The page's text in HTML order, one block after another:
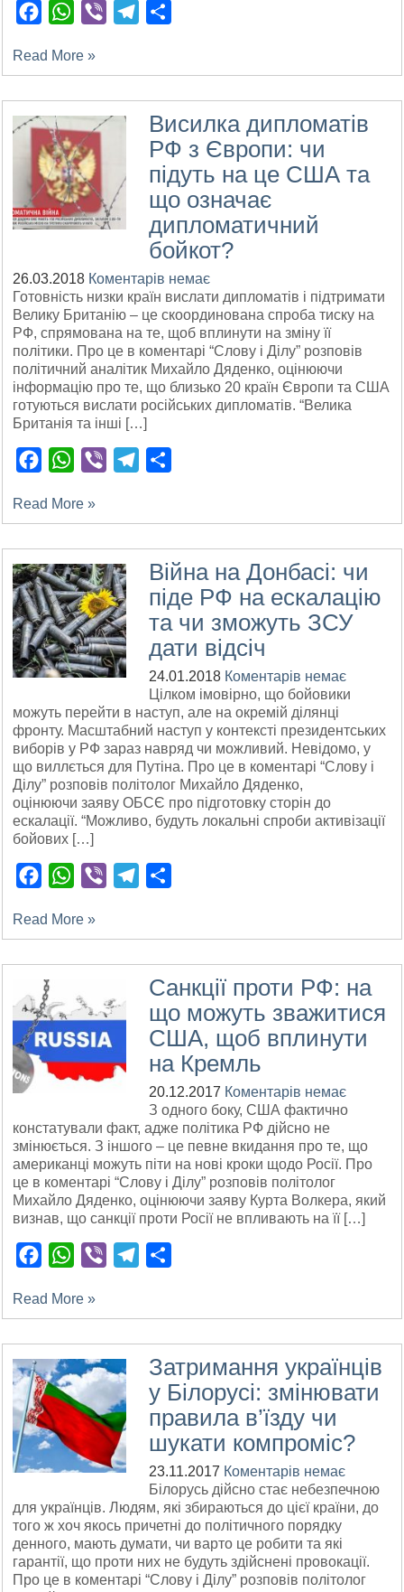
FacebookWhatsApp
Viber Telegram
Read More »
Висилка дипломатів
РФ з Європи: чи
підуть на це США та
що означає
дипломатичний
бойкот?
26.03.2018 Коментарів немає
Готовність низки країн вислати дипломатів і підтримати
Велику Британію – це скоординована спроба тиску на
РФ, спрямована на те, щоб вплинути на зміну її
політики. Про це в коментарі “Слову і Ділу” розповів
політичний аналітик Михайло Дяденко, оцінюючи
інформацію про те, що близько 20 країн Європи та США
готуються вислати російських дипломатів. “Велика
Британія та інші […]
FacebookWhatsApp
Viber Telegram
Read More »
Війна на Донбасі: чи
піде РФ на ескалацію
та чи зможуть ЗСУ
дати відсіч
24.01.2018 Коментарів немає
Цілком імовірно, що бойовики
можуть перейти в наступ, але на окремій ділянці
фронту. Масштабний наступ у контексті президентських
виборів у РФ зараз навряд чи можливий. Невідомо, у
що виллється для Путіна. Про це в коментарі “Слову і
Ділу” розповів політолог Михайло Дяденко,
оцінюючи заяву ОБСЄ про підготовку сторін до
ескалації. “Можливо, будуть локальні спроби активізації
бойових […]
FacebookWhatsApp
Viber Telegram
Read More »
Санкції проти РФ: на
що можуть зважитися
США, щоб вплинути
на Кремль
20.12.2017 Коментарів немає
З одного боку, США фактично
констатували факт, адже політика РФ дійсно не
змінюється. З іншого – це певне вкидання про те, що
американці можуть піти на нові кроки щодо Росії. Про
це в коментарі “Слову і Ділу” розповів політолог
Михайло Дяденко, оцінюючи заяву Курта Волкера, який
визнав, що санкції проти Росії не впливають на її […]
FacebookWhatsApp
Viber Telegram
Read More »
Затримання українців
у Білорусі: змінювати
правила в’їзду чи
шукати компроміс?
23.11.2017 Коментарів немає
Білорусь дійсно стає небезпечною
для українців. Людям, які збираються до цієї країни, до
того ж хоч якось причетні до політичного порядку
денного, мають думати, чи варто це робити та які
гарантії, що проти них не будуть здійснені провокації.
Про це в коментарі “Слову і Ділу” розповів політолог